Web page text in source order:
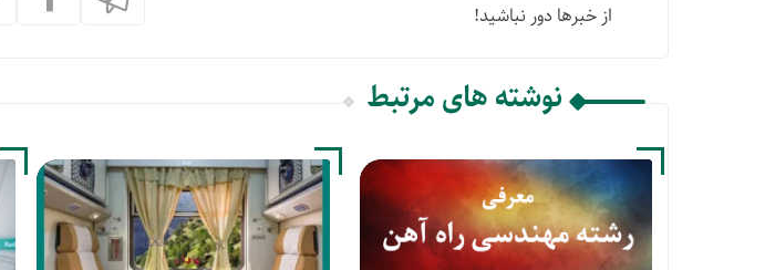
از خبرها دور نباشید!
نوشته های مرتبط